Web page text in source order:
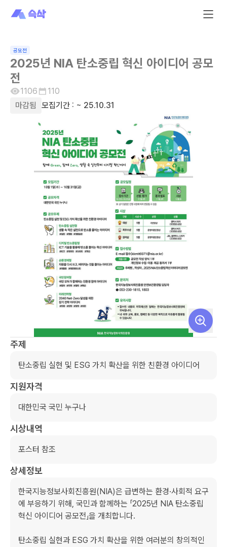
공모전
2025년 NIA 탄소중립 혁신 아이디어 공모
전
1106
110
마감됨
모집기간 : ~ 25.10.31
주제
탄소중립 실현 및 ESG 가치 확산을 위한 친환경 아이디어
지원자격
대한민국 국민 누구나
시상내역
포스터 참조
상세정보
한국지능정보사회진흥원(NIA)은 급변하는 환경·사회적 요구
에 부응하기 위해, 국민과 함께하는 「2025년 NIA 탄소중립
혁신 아이디어 공모전」을 개최합니다.
탄소중립 실현과 ESG 가치 확산을 위한 여러분의 창의적인